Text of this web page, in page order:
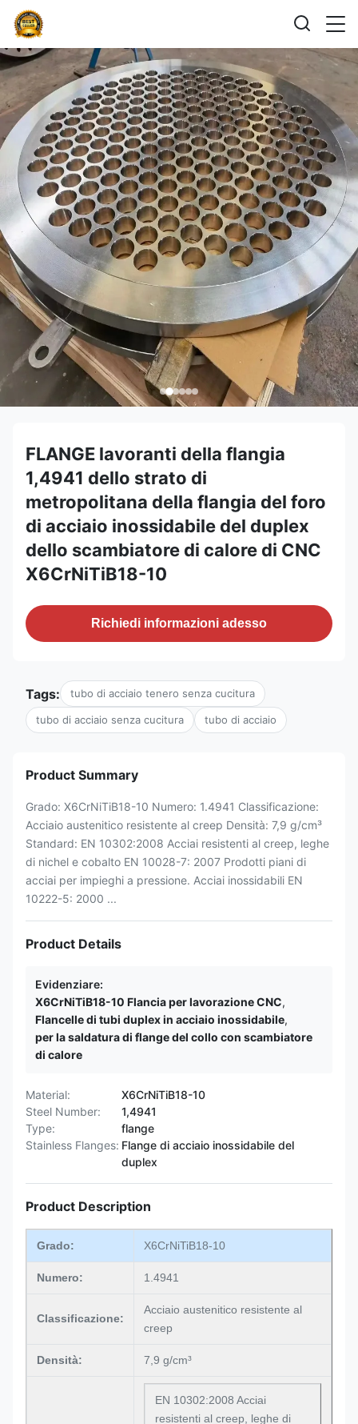
FLANGE lavoranti della flangia
1,4941 dello strato di
metropolitana della flangia del foro
di acciaio inossidabile del duplex
dello scambiatore di calore di CNC
X6CrNiTiB18-10
Richiedi informazioni adesso
Tags: tubo di acciaio tenero senza cucitura
tubo di acciaio senza cucitura tubo di acciaio
Product Summary
Grado: X6CrNiTiB18-10 Numero: 1.4941 Classificazione:
Acciaio austenitico resistente al creep Densità: 7,9 g/cm³
Standard: EN 10302:2008 Acciai resistenti al creep, leghe
di nichel e cobalto EN 10028-7: 2007 Prodotti piani di
acciai per impieghi a pressione. Acciai inossidabili EN
10222-5: 2000 ...
Product Details
Evidenziare:
X6CrNiTiB18-10 Flancia per lavorazione CNC,
Flancelle di tubi duplex in acciaio inossidabile,
per la saldatura di flange del collo con scambiatore
di calore
Material:
X6CrNiTiB18-10
Steel Number:
1,4941
Type:
flange
Stainless Flanges: Flange di acciaio inossidabile del
duplex
Product Description
Grado: X6CrNiTiB18-10
Numero: 1.4941
Classificazione:
Acciaio austenitico resistente al
creep
Densità: 7,9 g/cm³
EN 10302:2008 Acciai
resistenti al creep, leghe di